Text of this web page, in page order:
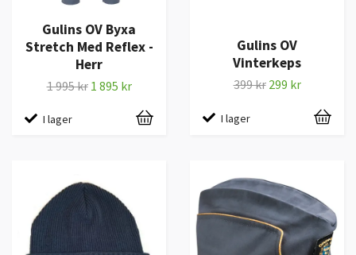
Gulins OV Byxa
Stretch Med Reflex -
Herr
1 995 kr 1 895 kr
I lager
Gulins OV
Vinterkeps
399 kr 299 kr
I lager